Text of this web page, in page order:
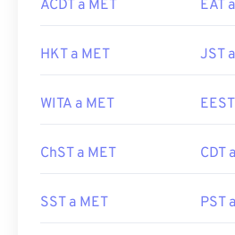
ACDT a MET EAT
HKT a MET JST
WITA a MET
ChST a MET CDT
SST a MET PST